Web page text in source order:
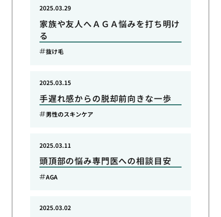
家族や友人へＡＧＡ悩みを打ち明け
る
2025.03.29
抜け毛
手遅れ感からの脱却前向きな一歩
2025.03.15
男性のスキンケア
頭頂部の悩み専門医への相談目安
2025.03.11
AGA
2025.03.02